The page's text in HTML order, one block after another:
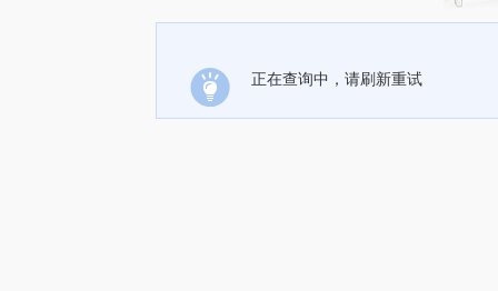
正在查询中，请刷新重试